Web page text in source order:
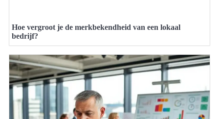
Hoe vergroot je de merkbekendheid van een lokaal
bedrijf?